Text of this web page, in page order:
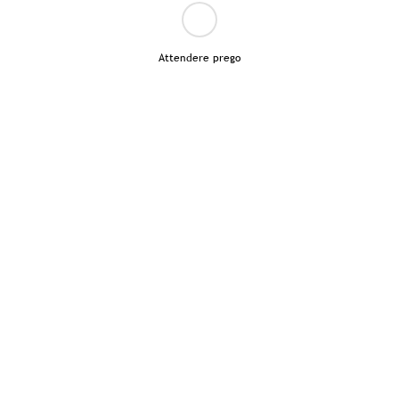
Attendere prego